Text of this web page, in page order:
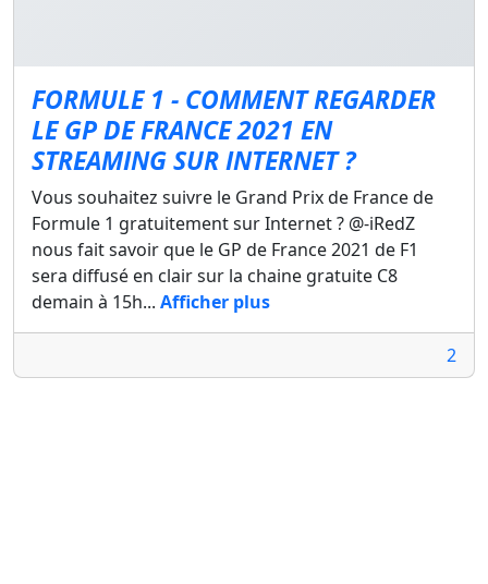
FORMULE 1 - COMMENT REGARDER
LE GP DE FRANCE 2021 EN
STREAMING SUR INTERNET ?
Vous souhaitez suivre le Grand Prix de France de
Formule 1 gratuitement sur Internet ? @-iRedZ
nous fait savoir que le GP de France 2021 de F1
sera diffusé en clair sur la chaine gratuite C8
demain à 15h... Afficher plus
2